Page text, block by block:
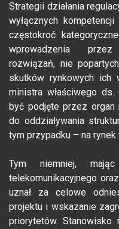
Strategii działania
wyłącznych
częstokroć
wprowadzenia przez
rozwiązań, nie
skutków rynkowych ich
ministra właściwego ds.
być podjęte przez organ
do oddziaływania
tym przypadku – na rynek
Tym niemniej,
telekomunikacyjnego
uznał za celowe
projektu i wskazanie
priorytetów.